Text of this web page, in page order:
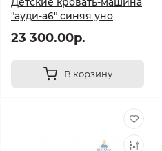
"ауди-а6" синяя уно
23 300.00р.
В корзину